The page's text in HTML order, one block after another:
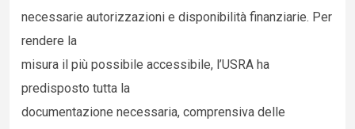
necessarie autorizzazioni e disponibilità finanziarie. Per
rendere la
misura il più possibile accessibile, l’USRA ha
predisposto tutta la
documentazione necessaria, comprensiva delle